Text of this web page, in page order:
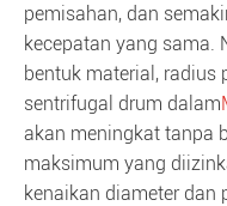
pemisahan, dan
kecepatan yang sama.
bentuk material,
sentrifugal drum dalam
akan meningkat tanpa
maksimum yang
kenaikan diameter dan